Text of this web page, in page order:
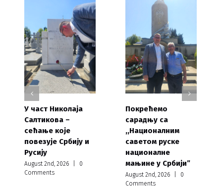
У част Николаја
Салтикова –
сећање које
повезује Србију и
Русију
August 2nd, 2026
0
Comments
Покрећемо
сарадњу са
,,Националним
саветом руске
националне
мањине у Србији”
August 2nd, 2026
0
Comments